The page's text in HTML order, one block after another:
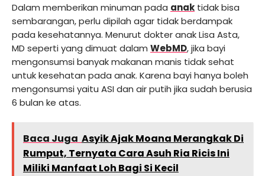
Dalam memberikan minuman pada anak tidak bisa
sembarangan, perlu dipilah agar tidak berdampak
pada kesehatannya. Menurut dokter anak Lisa Asta,
MD seperti yang dimuat dalam WebMD, jika bayi
mengonsumsi banyak makanan manis tidak sehat
untuk kesehatan pada anak. Karena bayi hanya boleh
mengonsumsi yaitu ASI dan air putih jika sudah berusia
6 bulan ke atas.
Baca Juga Asyik Ajak Moana Merangkak Di
Rumput, Ternyata Cara Asuh Ria Ricis Ini
Miliki Manfaat Loh Bagi Si Kecil